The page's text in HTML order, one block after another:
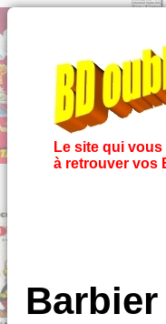
Le site qui vous
à retrouver vos